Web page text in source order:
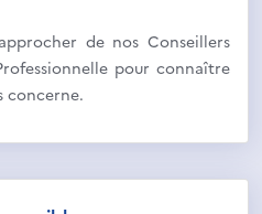
de nos Conseillers
pour connaître
concerne.